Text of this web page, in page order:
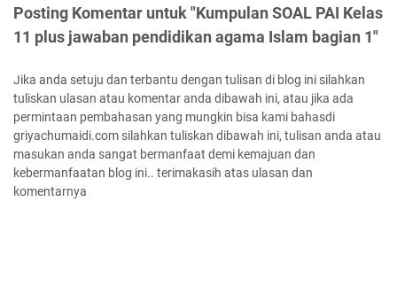
Posting Komentar untuk "Kumpulan SOAL PAI Kelas
11 plus jawaban pendidikan agama Islam bagian 1"
Jika anda setuju dan terbantu dengan tulisan di blog ini silahkan
tuliskan ulasan atau komentar anda dibawah ini, atau jika ada
permintaan pembahasan yang mungkin bisa kami bahasdi
griyachumaidi.com silahkan tuliskan dibawah ini, tulisan anda atau
masukan anda sangat bermanfaat demi kemajuan dan
kebermanfaatan blog ini.. terimakasih atas ulasan dan
komentarnya